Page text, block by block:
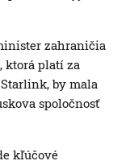
zahraničia
ktorá platí za
by mala
spoločnosť
kľúčové